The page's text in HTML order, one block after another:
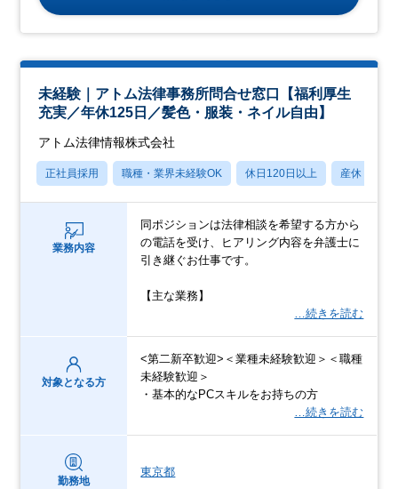
未経験｜アトム法律事務所問合せ窓口【福利厚生
充実／年休125日／髪色・服装・ネイル自由】
アトム法律情報株式会社
正社員採用 職種・業界未経験OK 休日120日以上 産休・育休
業務内容
同ポジションは法律相談を希望する方から
の電話を受け、ヒアリング内容を弁護士に
引き継ぐお仕事です。
【主な業務】
…続きを読む
対象となる方
<第二新卒歓迎>＜業種未経験歓迎＞＜職種
未経験歓迎＞
・基本的なPCスキルをお持ちの方
…続きを読む
勤務地
東京都